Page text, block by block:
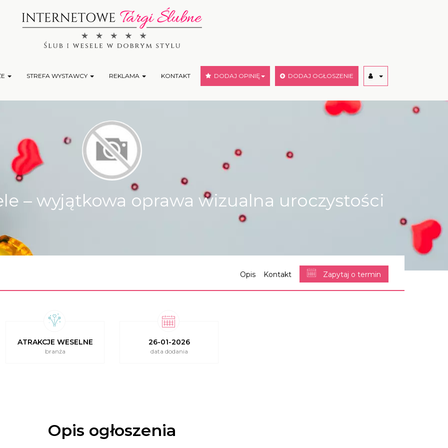
STREFA WYSTAWCY REKLAMA KONTAKT DODAJ OPINIĘ DODAJ OGŁOSZENIE
– wyjątkowa oprawa wizualna uroczystości
Opis Kontakt Zapytaj o termin
ATRAKCJE WESELNE
branża
26-01-2026
data dodania
Opis ogłoszenia